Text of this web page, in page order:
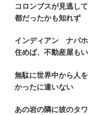
コロンブスが見逃し
都だったかも知れず
インディアン ナパ
住めば、不動産屋も
無駄に世界中から人
かったに違いない
あの岩の隣に彼のタ